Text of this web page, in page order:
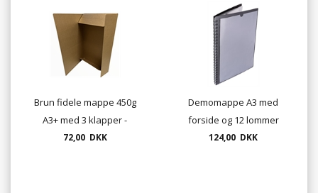
Brun fidele mappe 450g
A3+ med 3 klapper -
46x32,5 cm - DKF
72,00 DKK
Demomappe A3 med
forside og 12 lommer
124,00 DKK